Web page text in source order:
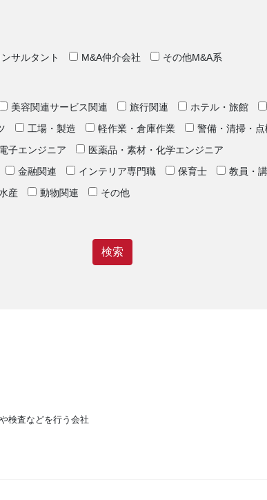
サルタント M&A仲介会社 その他M&A系
美容関連サービス関連 旅行関連 ホテル・旅館
工場・製造 軽作業・倉庫作業
警備・清掃・点
子エンジニア
医薬品・素材・化学エンジニア
金融関連 インテリア専門職 保育士 教員・
産 動物関連 その他
検査などを行う会社